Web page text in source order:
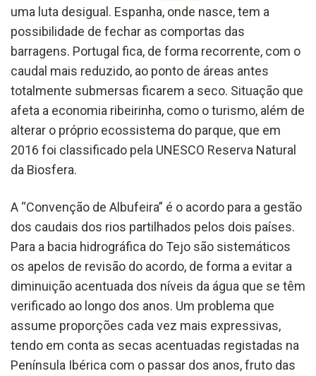
uma luta desigual. Espanha, onde nasce, tem a
possibilidade de fechar as comportas das
barragens. Portugal fica, de forma recorrente, com o
caudal mais reduzido, ao ponto de áreas antes
totalmente submersas ficarem a seco. Situação que
afeta a economia ribeirinha, como o turismo, além de
alterar o próprio ecossistema do parque, que em
2016 foi classificado pela UNESCO Reserva Natural
da Biosfera.
A “Convenção de Albufeira” é o acordo para a gestão
dos caudais dos rios partilhados pelos dois países.
Para a bacia hidrográfica do Tejo são sistemáticos
os apelos de revisão do acordo, de forma a evitar a
diminuição acentuada dos níveis da água que se têm
verificado ao longo dos anos. Um problema que
assume proporções cada vez mais expressivas,
tendo em conta as secas acentuadas registadas na
Península Ibérica com o passar dos anos, fruto das